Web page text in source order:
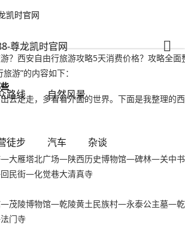
凯时官网
尊龙凯时官网
路线 自然风景
徒步 汽车 杂谈
凯时官网
由行旅游攻略5天消费价格-www.尊龙凯时888
游？西安自由行旅游攻略5天消费价格？攻略全面
游”的内容如下：
去走走，多看看外面的世界。下面是我整理的
—大雁塔北广场—陕西历史博物馆—碑林—关中
民街—化觉巷大清真寺
—茂陵博物馆—乾陵黄土民族村—永泰公主墓—
门寺